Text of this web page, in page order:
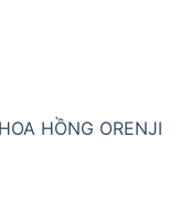
HỒNG ORENJI